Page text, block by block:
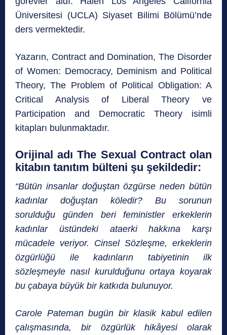
Üniversitesi (UCLA) Siyaset Bilimi Bölümü’nde
ders vermektedir.
Yazarın, Contract and Domination, The Disorder
of Women: Democracy, Deminism and Political
Theory, The Problem of Political Obligation: A
Critical Analysis of Liberal Theory ve
Participation and Democratic Theory isimli
kitapları bulunmaktadır.
Orijinal adı The Sexual Contract olan
kitabın tanıtım bülteni şu şekildedir:
“Bütün insanlar doğuştan özgürse neden bütün
kadınlar doğuştan köledir? Bu sorunun
sorulduğu günden beri feministler erkeklerin
kadınlar üstündeki ataerki hakkına karşı
mücadele veriyor. Cinsel Sözleşme, erkeklerin
özgürlüğü ile kadınların tabiyetinin ilk
sözleşmeyle nasıl kurulduğunu ortaya koyarak
bu çabaya büyük bir katkıda bulunuyor.
Carole Pateman bugün bir klasik kabul edilen
çalışmasında, bir özgürlük hikâyesi olarak